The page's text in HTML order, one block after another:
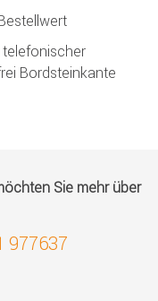
Bordsteinkante
Sie mehr über
977637